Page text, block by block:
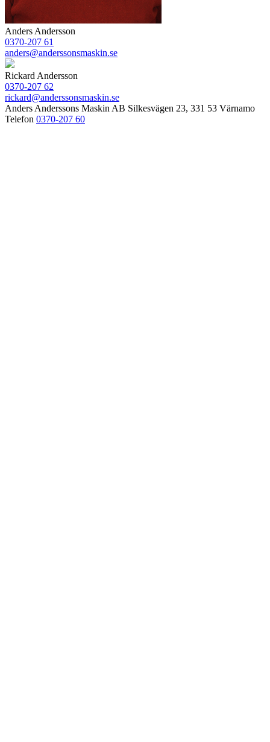
Anders Andersson
0370-207 61
anders@anderssonsmaskin.se
Rickard Andersson
0370-207 62
rickard@anderssonsmaskin.se
Anders Anderssons Maskin AB Silkesvägen 23, 331 53 Värnamo
Telefon 0370-207 60